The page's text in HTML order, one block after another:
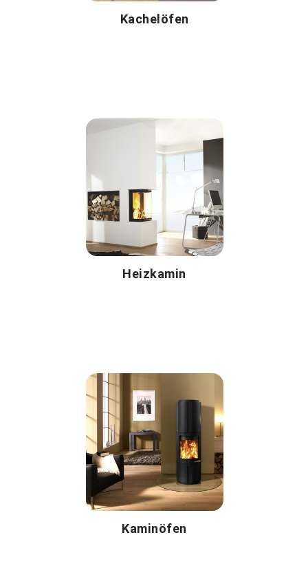
Kachelöfen
Heizkamin
Kaminöfen